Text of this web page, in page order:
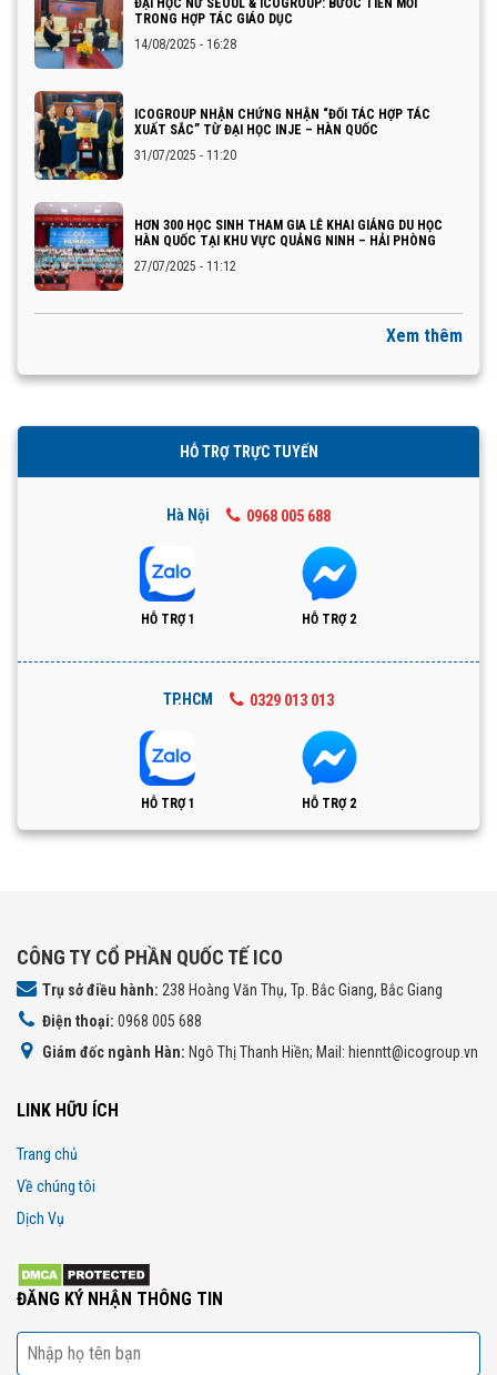
ĐẠI HỌC NỮ SEOUL & ICOGROUP: BƯỚC TIẾN MỚI
TRONG HỢP TÁC GIÁO DỤC
14/08/2025 - 16:28
ICOGROUP NHẬN CHỨNG NHẬN “ĐỐI TÁC HỢP TÁC
XUẤT SẮC” TỪ ĐẠI HỌC INJE – HÀN QUỐC
31/07/2025 - 11:20
HƠN 300 HỌC SINH THAM GIA LỄ KHAI GIẢNG DU HỌC
HÀN QUỐC TẠI KHU VỰC QUẢNG NINH – HẢI PHÒNG
27/07/2025 - 11:12
Xem thêm
HỖ TRỢ TRỰC TUYẾN
Hà Nội 0968 005 688
HỖ TRỢ 1 HỖ TRỢ 2
TP.HCM 0329 013 013
HỖ TRỢ 1 HỖ TRỢ 2
CÔNG TY CỔ PHẦN QUỐC TẾ ICO
Trụ sở điều hành: 238 Hoàng Văn Thụ, Tp. Bắc Giang, Bắc Giang
Điện thoại: 0968 005 688
Giám đốc ngành Hàn: Ngô Thị Thanh Hiền; Mail: hienntt@icogroup.vn
LINK HỮU ÍCH
Trang chủ
Về chúng tôi
Dịch Vụ
ĐĂNG KÝ NHẬN THÔNG TIN